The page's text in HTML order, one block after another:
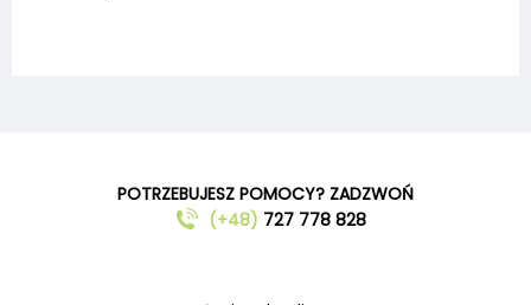
POTRZEBUJESZ POMOCY? ZADZWOŃ
(+48) 727 778 828